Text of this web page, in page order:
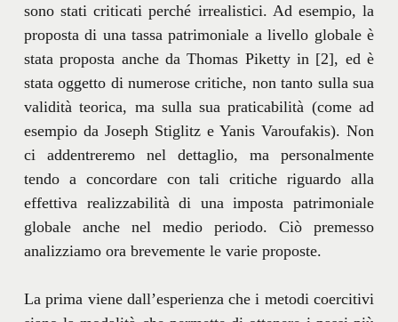
sono stati criticati perché irrealistici. Ad esempio, la
proposta di una tassa patrimoniale a livello globale è
stata proposta anche da Thomas Piketty in [2], ed è
stata oggetto di numerose critiche, non tanto sulla sua
validità teorica, ma sulla sua praticabilità (come ad
esempio da Joseph Stiglitz e Yanis Varoufakis). Non
ci addentreremo nel dettaglio, ma personalmente
tendo a concordare con tali critiche riguardo alla
effettiva realizzabilità di una imposta patrimoniale
globale anche nel medio periodo. Ciò premesso
analizziamo ora brevemente le varie proposte.
La prima viene dall’esperienza che i metodi coercitivi